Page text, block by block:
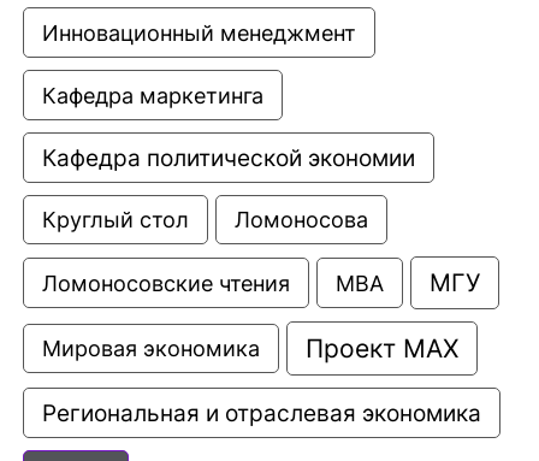
Инновационный менеджмент
Кафедра маркетинга
Кафедра политической экономии
Круглый стол Ломоносова
Ломоносовские чтения МВА МГУ
Мировая экономика Проект МАХ
Региональная и отраслевая экономика